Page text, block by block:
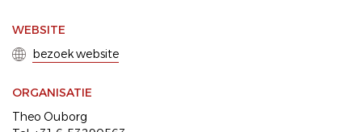
WEBSITE
bezoek website
ORGANISATIE
Theo Ouborg